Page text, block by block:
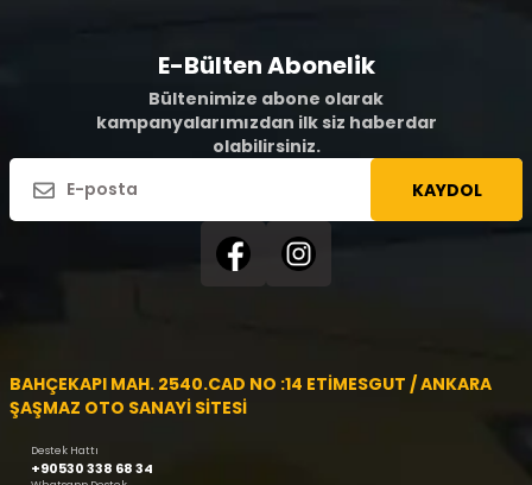
E-Bülten Abonelik
Bültenimize abone olarak
kampanyalarımızdan ilk siz haberdar
olabilirsiniz.
KAYDOL
BAHÇEKAPI MAH. 2540.CAD NO :14 ETİMESGUT / ANKARA
ŞAŞMAZ OTO SANAYİ SİTESİ
Destek Hattı
+90530 338 68 34